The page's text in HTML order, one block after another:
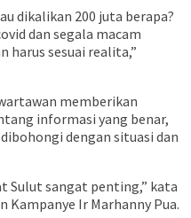
dikalikan 200 juta berapa?
dan segala macam
harus sesuai realita,”
memberikan
informasi yang benar,
dengan situasi dan
Sulut sangat penting,” kata
Ir Marhanny Pua.